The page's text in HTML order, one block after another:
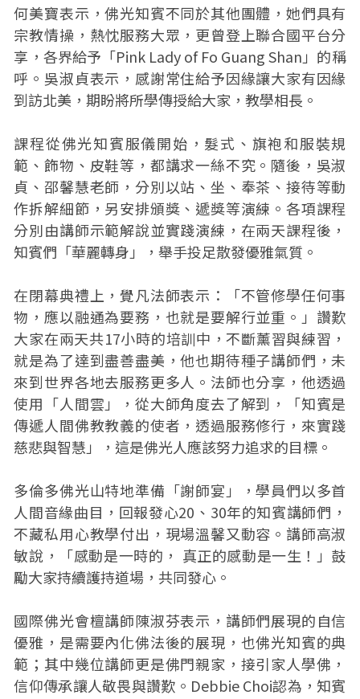
何美寶表示，佛光知賓不同於其他團體，她們具有
宗教情操，熱忱服務大眾，更曾登上聯合國平台分
享，各界給予「Pink Lady of Fo Guang Shan」的稱
呼。吳淑貞表示，感謝常住給予因緣讓大家有因緣
到訪北美，期盼將所學傳授給大家，教學相長。
課程從佛光知賓服儀開始，髮式、旗袍和服裝規
範、飾物、皮鞋等，都講求一絲不究。隨後，吳淑
貞、邵馨慧老師，分別以站、坐、奉茶、接待等動
作拆解細節，另安排頒獎、遞獎等演練。各項課程
分別由講師示範解說並實踐演練，在兩天課程後，
知賓們「華麗轉身」，舉手投足散發優雅氣質。
在閉幕典禮上，覺凡法師表示：「不管修學任何事
物，應以融通為要務，也就是要解行並重。」讚歎
大家在兩天共17小時的培訓中，不斷薰習與練習，
就是為了達到盡善盡美，他也期待種子講師們，未
來到世界各地去服務更多人。法師也分享，他透過
使用「人間雲」，從大師角度去了解到，「知賓是
傳遞人間佛教教義的使者，透過服務修行，來實踐
慈悲與智慧」，這是佛光人應該努力追求的目標。
多倫多佛光山特地準備「謝師宴」，學員們以多首
人間音緣曲目，回報發心20、30年的知賓講師們，
不藏私用心教學付出，現場溫馨又動容。講師高淑
敏說，「感動是一時的， 真正的感動是一生！」鼓
勵大家持續護持道場，共同發心。
國際佛光會檀講師陳淑芬表示，講師們展現的自信
優雅，是需要內化佛法後的展現，也佛光知賓的典
範；其中幾位講師更是佛門親家，接引家人學佛，
信仰傳承讓人敬畏與讚歎。Debbie Choi認為，知賓